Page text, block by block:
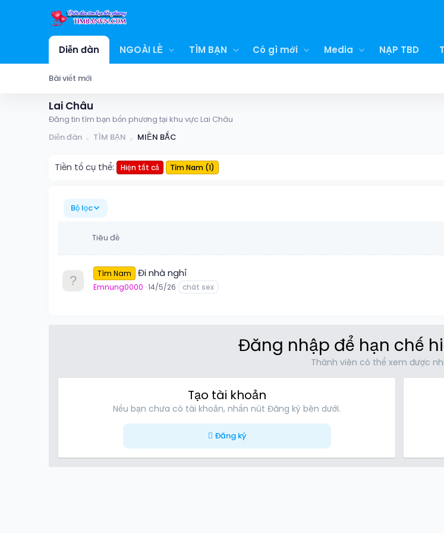
Diễn đàn NGOÀI LỀ TÌM BẠN Có gì mới Media NẠP TBD
Bài viết mới
Lai Châu
Đăng tin tìm bạn bốn phương tại khu vực Lai Châu
Diễn đàn
TÌM BẠN MIỀN BẮC
Tiền tố cụ thể: Hiện tất cả Tìm Nam (1)
Bộ lọc
Tiêu đề
Tìm Nam Đi nhà nghỉ
Emnung0000 14/5/26 chát sex
Đăng nhập để hạn chế
Thành viên có thể xem được
Tạo tài khoản
Nếu bạn chưa có tài khoản, nhấn nút Đăng ký bên dưới.
Đăng ký